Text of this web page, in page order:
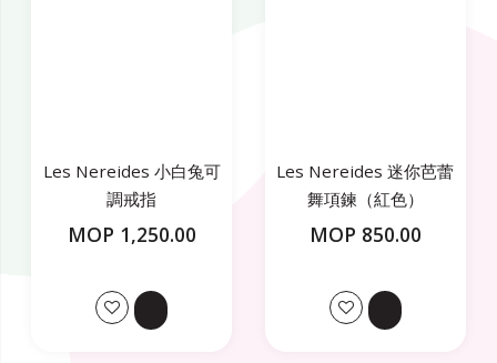
Les Nereides 小白兔可
調戒指
MOP 1,250.00
Les Nereides 迷你芭蕾
舞項鍊（紅色）
MOP 850.00